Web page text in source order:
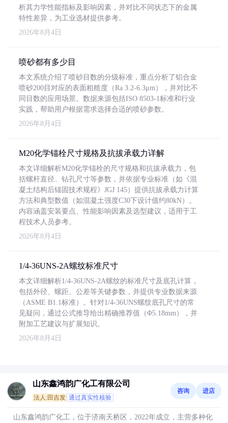
析其力学性能指标及影响因素，并对比不同状态下的金属
特性差异，为工业选材提供参考。
2026年8月4日
喷砂都有多少目
本文系统介绍了喷砂目数的分级标准，重点分析了铝合金
喷砂200目对应的表面粗糙度（Ra 3.2-6.3μm），并对比不
同目数的应用场景。数据来源包括ISO 8503-1标准和行业
实践，帮助用户根据需求选择合适的喷砂参数。
2026年8月4日
M20化学锚栓尺寸规格及抗拔承载力详解
本文详细解析M20化学锚栓的尺寸规格和抗拔承载力，包
括螺杆直径、钻孔尺寸等参数，并依据专业标准（如《混
凝土结构后锚固技术规程》JGJ 145）提供抗拔承载力计算
方法和典型数值（如混凝土强度C30下设计值约80kN）。
内容涵盖安装要点、性能影响因素及选型建议，适用于工
程技术人员参考。
2026年8月4日
1/4-36UNS-2A螺纹标准尺寸
本文详细解析1/4-36UNS-2A螺纹的标准尺寸及底孔计算，
包括外径、螺距、公差等关键参数，并提供专业数据来源
（ASME B1.1标准）。针对1/4-36UNS螺纹底孔尺寸的常
见疑问，通过公式推导给出精确推荐值（Φ5.18mm），并
附加工艺建议与扩展知识。
2026年8月4日
山东鑫鸿韵广化工有限公司
法人:田吉发 通过真实性核验
咨询 进店
山东鑫鸿韵广化工，位于济南天桥区，2022年成立，主营多种化